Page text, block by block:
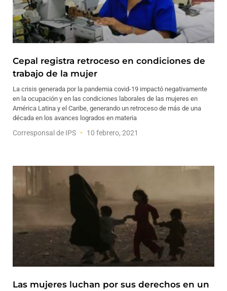
Cepal registra retroceso en condiciones de
trabajo de la mujer
La crisis generada por la pandemia covid-19 impactó negativamente
en la ocupación y en las condiciones laborales de las mujeres en
América Latina y el Caribe, generando un retroceso de más de una
década en los avances logrados en materia
Corresponsal de IPS 10 febrero, 2021
Las mujeres luchan por sus derechos en un